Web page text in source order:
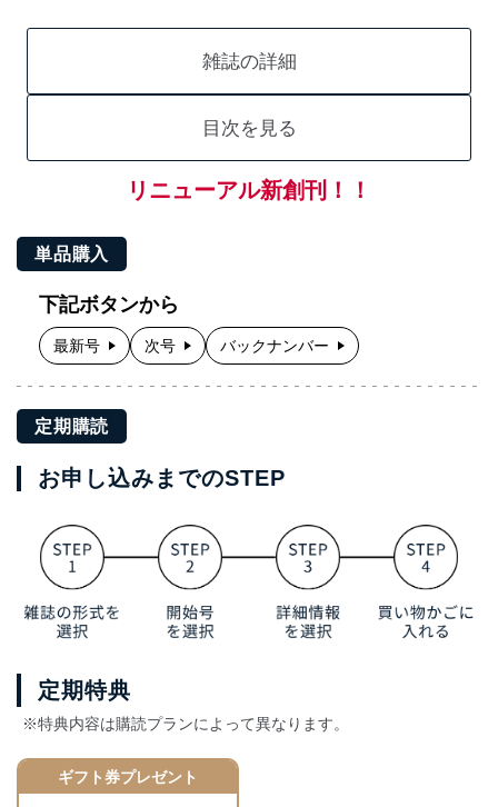
雑誌の詳細
目次を見る
リニューアル新創刊！！
単品購入
下記ボタンから
最新号 次号 バックナンバー
定期購読
お申し込みまでのSTEP
定期特典
※特典内容は購読プランによって異なります。
ギフト券プレゼント